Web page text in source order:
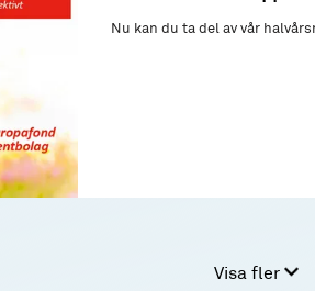
Nu kan du ta del av vår
Visa fler